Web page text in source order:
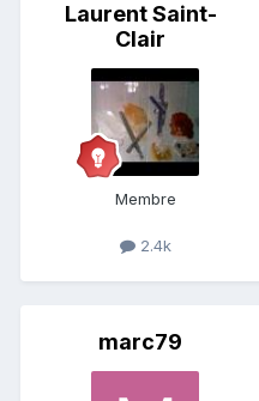
Laurent Saint-
Clair
Membre
2.4k
marc79